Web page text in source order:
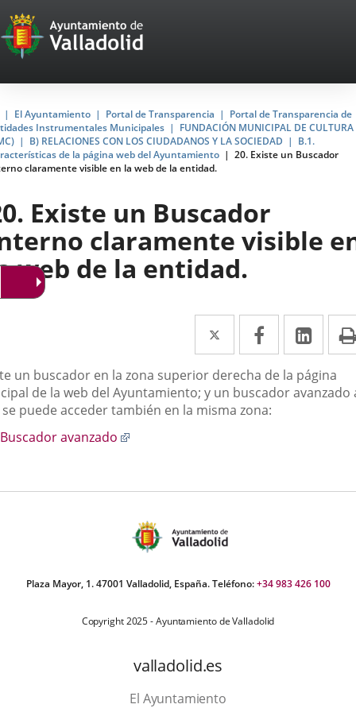
Portal
Web
del
Ayuntamiento
de
Valladolid
El Ayuntamiento Portal de Transparencia
Portal de Transparencia de
Instrumentales Municipales
FUNDACIÓN MUNICIPAL DE CULTURA
B) RELACIONES CON LOS CIUDADANOS Y LA SOCIEDAD
B.1.
de la página web del Ayuntamiento
20. Existe un Buscador
claramente visible en la web de la entidad.
Existe un Buscador
claramente visible
web de la entidad.
Twitter
Enlace
a
una
aplicación
Facebook
Enlace
a
una
aplicación
a
una
un buscador en la zona superior derecha de la página
de la web del Ayuntamiento; y un buscador avanzado
puede acceder también en la misma zona:
Buscador avanzado
aplicación
Plaza Mayor, 1. 47001 Valladolid, España. Teléfono:+34 983 426 100
Copyright 2025 - Ayuntamiento de Valladolid
valladolid.es
El Ayuntamiento